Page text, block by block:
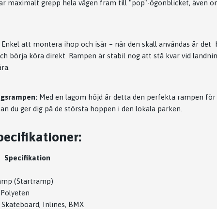
maximalt grepp hela vägen fram till "pop"-ögonblicket, även
Enkel att montera ihop och isär – när den skall användas är det
börja köra direkt. Rampen är stabil nog att stå kvar vid
Med en lagom höjd är detta den perfekta rampen
du ger dig på de största hoppen i den lokala parken.
Specifikation
(Startramp)
Inlines, BMX